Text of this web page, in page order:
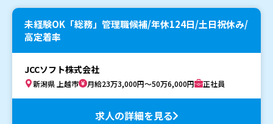
未経験OK「総務」管理職候補/年休124日/土日祝休み/
高定着率
JCCソフト株式会社
新潟県 上越市 月給23万3,000円～50万6,000円 正社員
求人の詳細を見る